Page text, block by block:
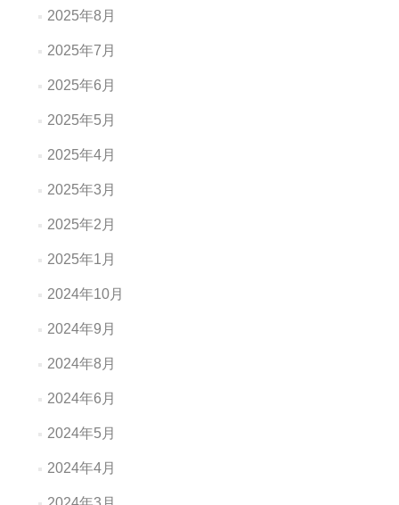
2025年8月
2025年7月
2025年6月
2025年5月
2025年4月
2025年3月
2025年2月
2025年1月
2024年10月
2024年9月
2024年8月
2024年6月
2024年5月
2024年4月